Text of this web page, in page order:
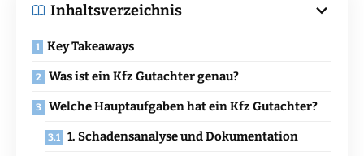
Inhaltsverzeichnis
Key Takeaways
Was ist ein Kfz Gutachter genau?
Welche Hauptaufgaben hat ein Kfz Gutachter?
1. Schadensanalyse und Dokumentation